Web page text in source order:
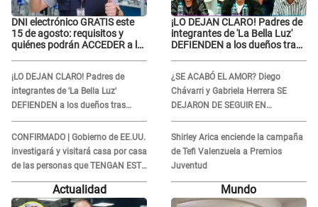
DNI electrónico GRATIS este
15 de agosto: requisitos y
quiénes podrán ACCEDER a la
¡LO DEJAN CLARO! Padres de
integrantes de 'La Bella Luz'
DEFIENDEN a los dueños tras
denuncia: “Nunca vimos nada...”
CONFIRMADO | Gobierno de EE.UU.
investigará y visitará casa por casa
de las personas que TENGAN ESTE
TRABAJO
¡LO DEJAN CLARO! Padres de
integrantes de 'La Bella Luz'
DEFIENDEN a los dueños tras
¿SE ACABÓ EL AMOR? Diego
Chávarri y Gabriela Herrera SE
DEJARON DE SEGUIR EN
INSTAGRAM y él ANUNCIÓ SU
RENUNCIA A SU PODCAST
Shirley Arica enciende la campaña
de Tefi Valenzuela a Premios
Juventud
Actualidad Mundo